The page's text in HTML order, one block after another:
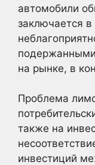
автомобили
заключается
на рынке, в
Проблема
также на
инвестиций